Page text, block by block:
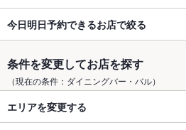
今日明日予約できるお店で絞る
条件を変更してお店を探す
（現在の条件：ダイニングバー・バル）
エリアを変更する